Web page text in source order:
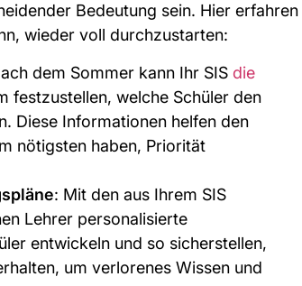
Bedeutung sein. Hier erfahren
wieder voll durchzustarten:
dem Sommer kann Ihr SIS die
festzustellen, welche Schüler den
Diese Informationen helfen den
nötigsten haben, Priorität
: Mit den aus Ihrem SIS
Lehrer personalisierte
entwickeln und so sicherstellen,
um verlorenes Wissen und